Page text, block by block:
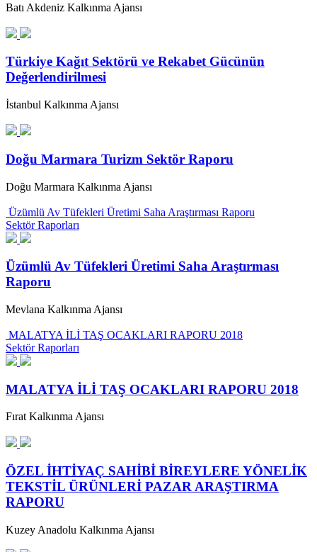
Batı Akdeniz Kalkınma Ajansı
Türkiye Kağıt Sektörü ve Rekabet Gücünün
Değerlendirilmesi
İstanbul Kalkınma Ajansı
Doğu Marmara Turizm Sektör Raporu
Doğu Marmara Kalkınma Ajansı
Üzümlü Av Tüfekleri Üretimi Saha Araştırması Raporu
Sektör Raporları
Üzümlü Av Tüfekleri Üretimi Saha Araştırması
Raporu
Mevlana Kalkınma Ajansı
MALATYA İLİ TAŞ OCAKLARI RAPORU 2018
Sektör Raporları
MALATYA İLİ TAŞ OCAKLARI RAPORU 2018
Fırat Kalkınma Ajansı
ÖZEL İHTİYAÇ SAHİBİ BİREYLERE YÖNELİK
TEKSTİL ÜRÜNLERİ PAZAR ARAŞTIRMA
RAPORU
Kuzey Anadolu Kalkınma Ajansı